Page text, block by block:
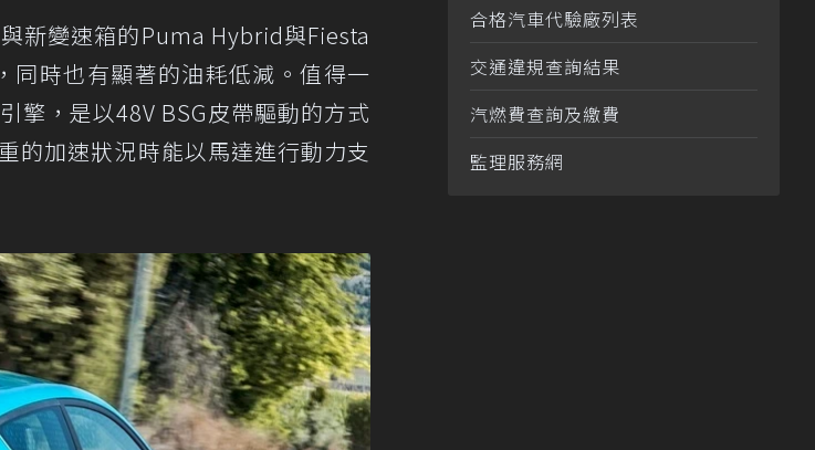
新變速箱的Puma Hybrid與Fiesta
同時也有顯著的油耗低減。值得一
，是以48V BSG皮帶驅動的方式
的加速狀況時能以馬達進行動力支
合格汽車代驗廠列表
交通違規查詢結果
汽燃費查詢及繳費
監理服務網